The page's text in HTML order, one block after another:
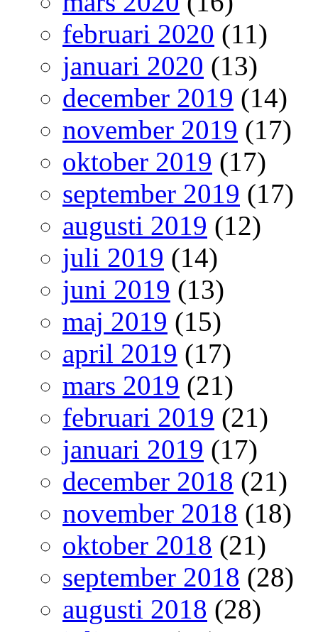
februari 2020 (11)
januari 2020 (13)
december 2019 (14)
november 2019 (17)
oktober 2019 (17)
september 2019 (17)
augusti 2019 (12)
juli 2019 (14)
juni 2019 (13)
maj 2019 (15)
april 2019 (17)
mars 2019 (21)
februari 2019 (21)
januari 2019 (17)
december 2018 (21)
november 2018 (18)
oktober 2018 (21)
september 2018 (28)
augusti 2018 (28)